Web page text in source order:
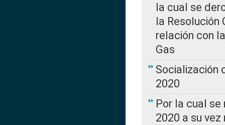
la cual se
la Resolución
relación con
Gas
Socialización
2020
Por la cual se
2020 a su